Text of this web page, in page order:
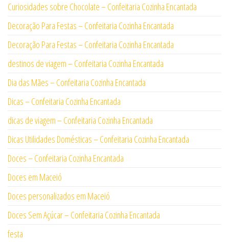
Curiosidades sobre Chocolate – Confeitaria Cozinha Encantada
Decoração Para Festas – Confeitaria Cozinha Encantada
Decoração Para Festas – Confeitaria Cozinha Encantada
destinos de viagem – Confeitaria Cozinha Encantada
Dia das Mães – Confeitaria Cozinha Encantada
Dicas – Confeitaria Cozinha Encantada
dicas de viagem – Confeitaria Cozinha Encantada
Dicas Utilidades Domésticas – Confeitaria Cozinha Encantada
Doces – Confeitaria Cozinha Encantada
Doces em Maceió
Doces personalizados em Maceió
Doces Sem Açúcar – Confeitaria Cozinha Encantada
festa